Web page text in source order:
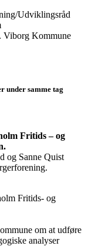
Udviklingsråd
Viborg Kommune
under samme tag
Fritids – og
og Sanne Quist
Fritids- og
om at udføre
analyser